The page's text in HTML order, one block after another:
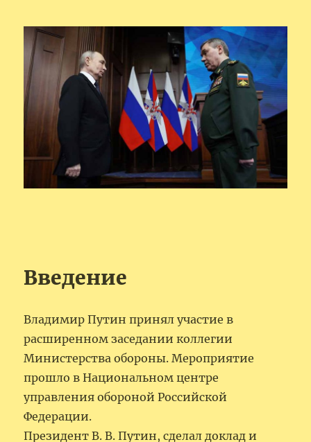
Введение
Владимир Путин принял участие в
расширенном заседании коллегии
Министерства обороны. Мероприятие
прошло в Национальном центре
управления обороной Российской
Федерации.
Президент В. В. Путин, сделал доклад и